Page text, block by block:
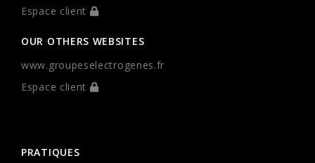
Espace client
OUR OTHERS WEBSITES
www.groupeselectrogenes.fr
Espace client
PRATIQUES